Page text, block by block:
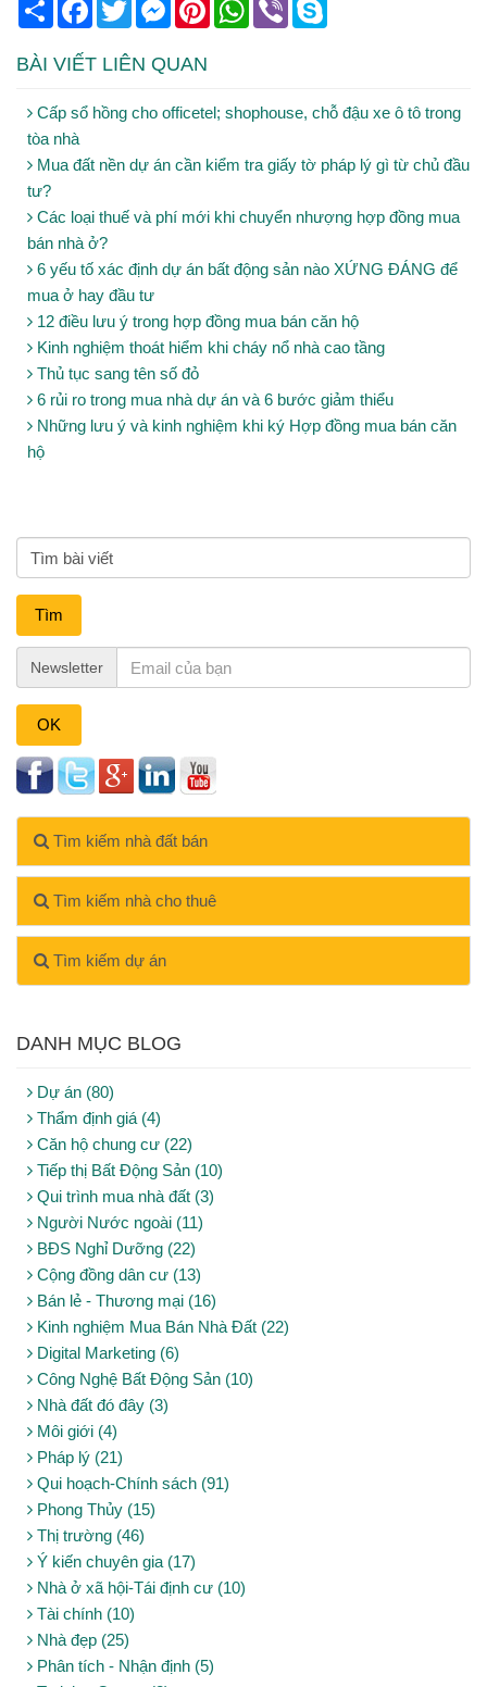
BÀI VIẾT LIÊN QUAN
Cấp sổ hồng cho officetel; shophouse, chỗ đậu xe ô tô trong
tòa nhà
Mua đất nền dự án cần kiểm tra giấy tờ pháp lý gì từ chủ đầu
tư?
Các loại thuế và phí mới khi chuyển nhượng hợp đồng mua
bán nhà ở?
6 yếu tố xác định dự án bất động sản nào XỨNG ĐÁNG để
mua ở hay đầu tư
12 điều lưu ý trong hợp đồng mua bán căn hộ
Kinh nghiệm thoát hiểm khi cháy nổ nhà cao tầng
Thủ tục sang tên số đỏ
6 rủi ro trong mua nhà dự án và 6 bước giảm thiểu
Những lưu ý và kinh nghiệm khi ký Hợp đồng mua bán căn
hộ
Tìm
Newsletter
OK
Tìm kiếm nhà đất bán
Tìm kiếm nhà cho thuê
Tìm kiếm dự án
DANH MỤC BLOG
Dự án (80)
Thẩm định giá (4)
Căn hộ chung cư (22)
Tiếp thị Bất Động Sản (10)
Qui trình mua nhà đất (3)
Người Nước ngoài (11)
BĐS Nghỉ Dưỡng (22)
Cộng đồng dân cư (13)
Bán lẻ - Thương mại (16)
Kinh nghiệm Mua Bán Nhà Đất (22)
Digital Marketing (6)
Công Nghệ Bất Động Sản (10)
Nhà đất đó đây (3)
Môi giới (4)
Pháp lý (21)
Qui hoạch-Chính sách (91)
Phong Thủy (15)
Thị trường (46)
Ý kiến chuyên gia (17)
Nhà ở xã hội-Tái định cư (10)
Tài chính (10)
Nhà đẹp (25)
Phân tích - Nhận định (5)